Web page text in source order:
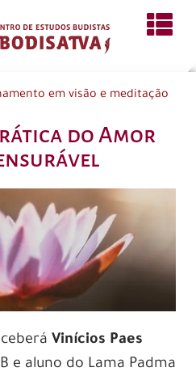
em visão e meditação
do Amor
Vinícios Paes
e aluno do Lama Padma